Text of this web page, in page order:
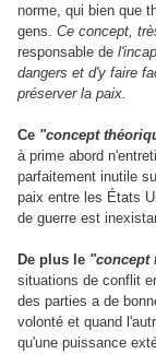
norme, qui bien que
gens. Ce concept,
responsable de
dangers et d'y faire
préserver la paix.
Ce "concept
à prime abord
parfaitement inutile
paix entre les États
de guerre est
De plus le "concept
situations de conflit
des parties a de
volonté et quand
qu'une puissance